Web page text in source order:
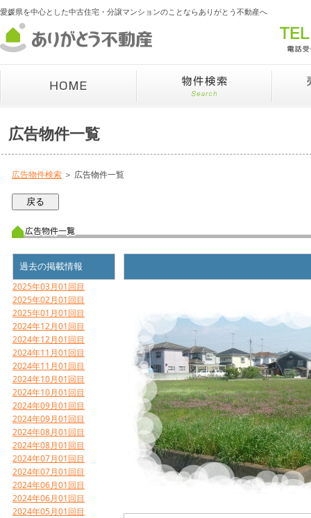
愛媛県を中心とした中古住宅・分譲マンションのことならありがとう不動産へ
広告物件一覧
広告物件検索 ＞ 広告物件一覧
過去の掲載情報
2025年03月01回目
2025年02月01回目
2025年01月01回目
2024年12月01回目
2024年12月01回目
2024年11月01回目
2024年11月01回目
2024年10月01回目
2024年10月01回目
2024年09月01回目
2024年09月01回目
2024年08月01回目
2024年08月01回目
2024年07月01回目
2024年07月01回目
2024年06月01回目
2024年06月01回目
2024年05月01回目